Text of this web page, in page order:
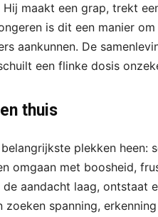
maakt een grap, trekt
is dit een manier
aankunnen. De
een flinke dosis
thuis
plekken heen:
omgaan met boosheid,
aandacht laag, ontstaat
zoeken spanning,